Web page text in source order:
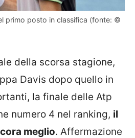
primo posto in classifica (fonte: ©
della scorsa stagione,
Davis dopo quello in
la finale delle Atp
numero 4 nel ranking, il
meglio. Affermazione